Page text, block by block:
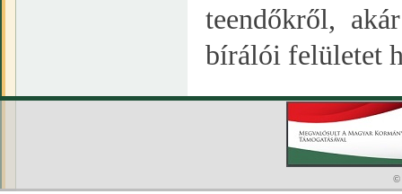
teendőkről,
bírálói felületet
©